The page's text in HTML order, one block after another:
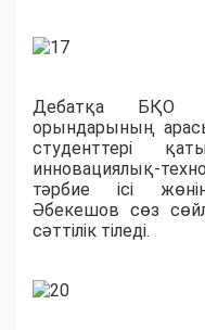
Дебатқа БҚО
орындарының
студенттері
инновациялық-
тәрбие ісі
Әбекешов сөз
сәттілік тіледі.